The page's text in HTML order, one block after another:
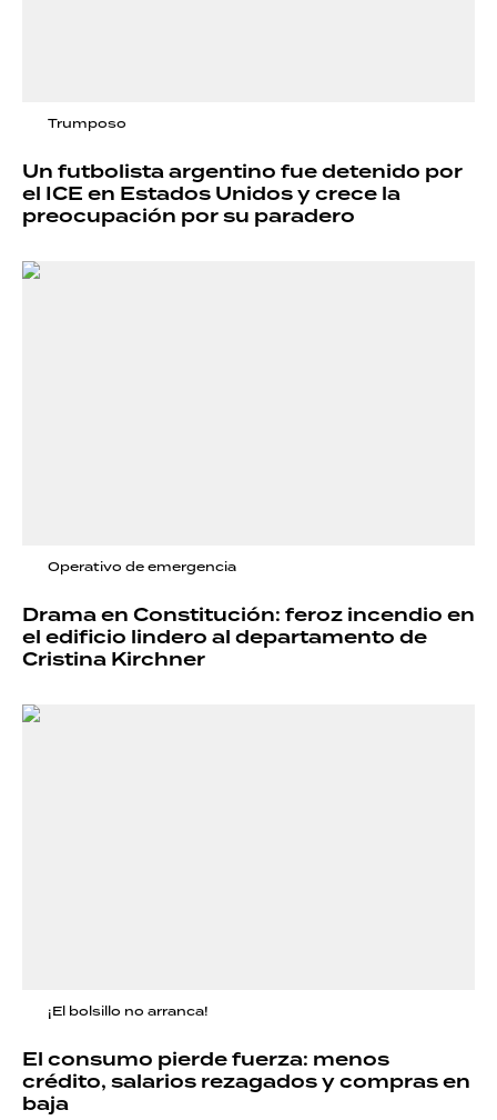
Trumposo
Un futbolista argentino fue detenido por
el ICE en Estados Unidos y crece la
preocupación por su paradero
Operativo de emergencia
Drama en Constitución: feroz incendio en
el edificio lindero al departamento de
Cristina Kirchner
¡El bolsillo no arranca!
El consumo pierde fuerza: menos
crédito, salarios rezagados y compras en
baja